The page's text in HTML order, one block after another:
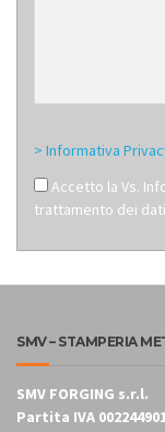
> Informativa
Accetto la Vs.
trattamento dei dati
SMV – STAMPERIA
SMV FORGING s.r.l.
Partita IVA